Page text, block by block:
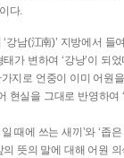
다.
강남(江南)’ 지방에서 들
가 변하여 ‘강낭’이 되었
지로 언중이 이미 어원
현실을 그대로 반영하여
때에 쓰는 새끼’와 ‘좁은
의 뜻의 말에 대해 어원